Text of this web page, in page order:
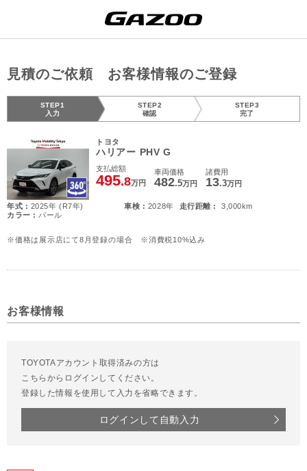
見積のご依頼 お客様情報のご登録
STEP1
入力
STEP2
確認
STEP3
完了
トヨタ
ハリアー PHV G
支払総額
495.8万円
車両価格
482.5万円
諸費用
13.3万円
年式 : 2025年 (R7年) 車検 : 2028年 走行距離 :
3,000km
カラー : パール
※価格は展示店にて8月登録の場合 ※消費税10%込み
お客様情報
TOYOTAアカウント取得済みの方は
こちらからログインしてください。
登録した情報を使用して入力を省略できます。
ログインして自動入力